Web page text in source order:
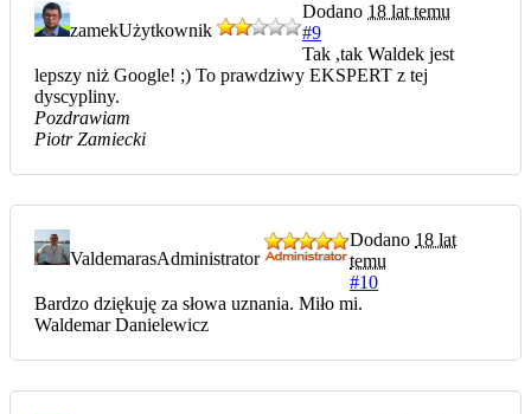
zamekUżytkownik
Dodano 18 lat temu
#9
Tak ,tak Waldek jest
lepszy niż Google! ;) To prawdziwy EKSPERT z tej
dyscypliny.
Pozdrawiam
Piotr Zamiecki
ValdemarasAdministrator
Dodano 18 lat
temu
#10
Bardzo dziękuję za słowa uznania. Miło mi.
Waldemar Danielewicz